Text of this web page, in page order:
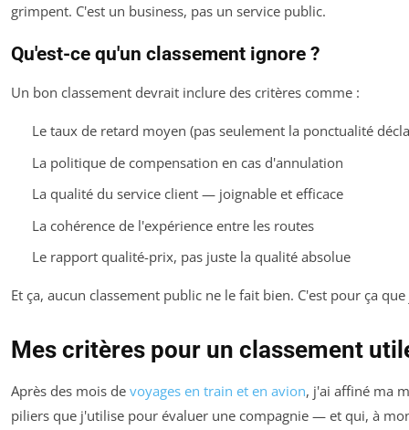
grimpent. C'est un business, pas un service public.
Qu'est-ce qu'un classement ignore ?
Un bon classement devrait inclure des critères comme :
Le taux de retard moyen (pas seulement la ponctualité
La politique de compensation en cas d'annulation
La qualité du service client — joignable et efficace
La cohérence de l'expérience entre les routes
Le rapport qualité-prix, pas juste la qualité absolue
Et ça, aucun classement public ne le fait bien. C'est pour ça
Mes critères pour un classement
Après des mois de voyages en train et en avion, j'ai affiné ma
piliers que j'utilise pour évaluer une compagnie — et qui, à